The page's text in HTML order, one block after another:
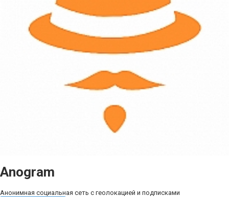
Anogram
Анонимная социальная сеть с геолокацией и подписками